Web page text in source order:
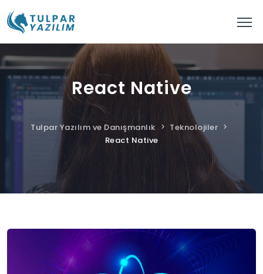
React Native
Tulpar Yazılım ve Danışmanlık
Teknolojiler
React Native